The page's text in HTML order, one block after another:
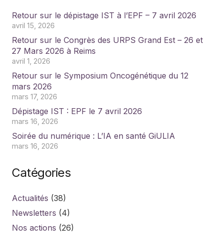
Retour sur le dépistage IST à l’EPF – 7 avril 2026
avril 15, 2026
Retour sur le Congrès des URPS Grand Est – 26 et
27 Mars 2026 à Reims
avril 1, 2026
Retour sur le Symposium Oncogénétique du 12
mars 2026
mars 17, 2026
Dépistage IST : EPF le 7 avril 2026
mars 16, 2026
Soirée du numérique : L’IA en santé GiULIA
mars 16, 2026
Catégories
Actualités (38)
Newsletters (4)
Nos actions (26)